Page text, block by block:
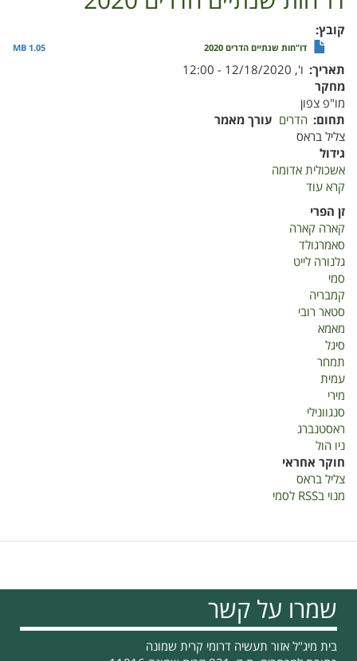
קובץ
דו"חות שנתיים הדרים 2020 1.05 MB
תאריך ו', 12/18/2020 - 12:00
מחקר
מו"פ צפון
תחום הדרים עורך מאמר
צליל בראס
גידול
אשכולית אדומה
קרא עוד
הדרים
2020
זן הפרי
קארה קארה
סאמרגולד
גלנורה לייט
סמי
קמבריה
סטאר רובי
מאמא
סיגל
תמחר
עמית
מירי
סנגוונילי
ראסטנברג
ניו הול
חוקר אחראי
צליל בראס
מנוי בRSS לסמי
שמרו על קשר
בית מיג"ל אזור תעשיה דרומי קרית שמונה